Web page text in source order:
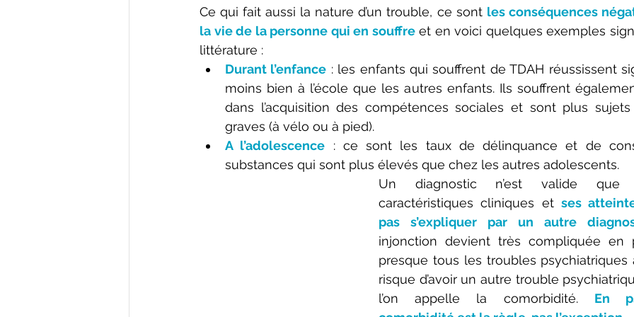
Ce qui fait aussi la nature d’un trouble, ce sont les conséquences
la vie de la personne qui en souffre et en voici quelques exemples
littérature :
Durant l’enfance : les enfants qui souffrent de TDAH réussissent
moins bien à l’école que les autres enfants. Ils souffrent
dans l’acquisition des compétences sociales et sont plus
graves (à vélo ou à pied).
A l’adolescence : ce sont les taux de délinquance et de
substances qui sont plus élevés que chez les autres adolescents.
Un diagnostic n’est valide que
caractéristiques cliniques et ses
pas s’expliquer par un autre
injonction devient très compliquée en
presque tous les troubles
risque d’avoir un autre trouble
l’on appelle la comorbidité. En